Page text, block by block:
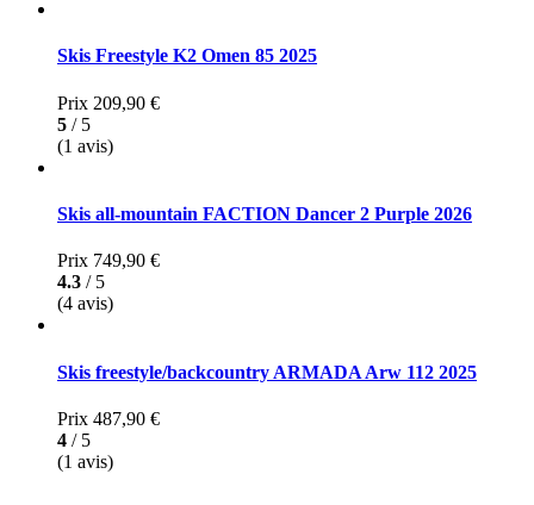
Skis Freestyle K2 Omen 85 2025
Prix 209,90 €
5 / 5
(1 avis)
Skis all-mountain FACTION Dancer 2 Purple 2026
Prix 749,90 €
4.3 / 5
(4 avis)
Skis freestyle/backcountry ARMADA Arw 112 2025
Prix 487,90 €
4 / 5
(1 avis)